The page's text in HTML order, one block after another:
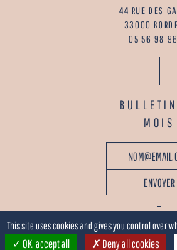
44 RUE DES
33000
05 56 98
MOIS
This site uses cookies and gives you control over
OK, accept all Deny all cookies